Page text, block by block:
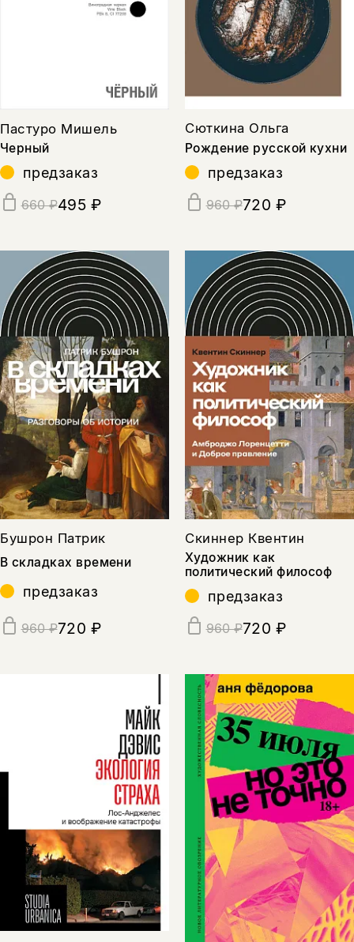
Пастуро Мишель
Черный
предзаказ
660 ₽495 ₽
Сюткина Ольга
Рождение русской кухни
предзаказ
960 ₽720 ₽
Бушрон Патрик
В складках времени
предзаказ
960 ₽720 ₽
Скиннер Квентин
Художник как
политический философ
предзаказ
960 ₽720 ₽